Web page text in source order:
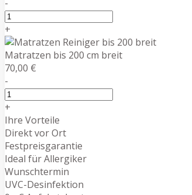
-
+
Matratzen bis 200 cm breit
70,00 €
-
+
Ihre Vorteile
Direkt vor Ort
Festpreisgarantie
Ideal für Allergiker
Wunschtermin
UVC-Desinfektion